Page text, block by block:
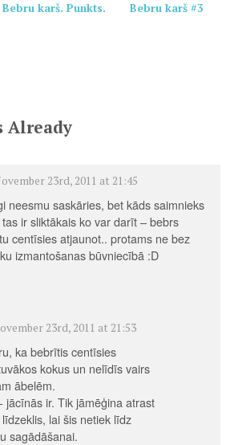
Bebru karš. Punkts. Bebru karš #3
Already
23rd, 2011 at 21:45
neesmu saskāries, bet kāds saimnieks
ir sliktākais ko var darīt – bebrs
centīsies atjaunot.. protams ne bez
izmantošanas būvniecībā :D
23rd, 2011 at 21:53
ka bebrītis centīsies
kokus un nelīdīs vairs
ābelēm.
jācīnās ir. Tik jāmēģina atrast
lai šis netiek līdz
sagādāšanai.